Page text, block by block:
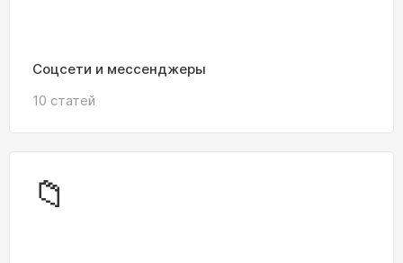
Соцсети и мессенджеры
10 статей
📁